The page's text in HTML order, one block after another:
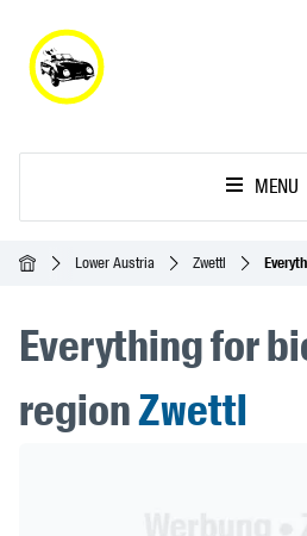
MENU
HomepageLower Austria Zwettl
Everything for
regionZwettl